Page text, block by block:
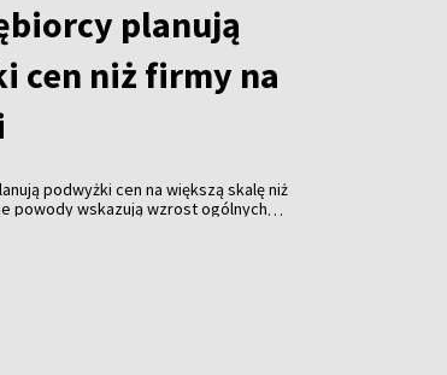
planują
cen niż firmy na
podwyżki cen na większą skalę niż
powody wskazują wzrost ogólnych